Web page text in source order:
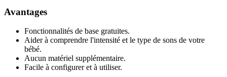
Avantages
Fonctionnalités de base gratuites.
Aider à comprendre l'intensité et le type de sons de votre
bébé.
Aucun matériel supplémentaire.
Facile à configurer et à utiliser.